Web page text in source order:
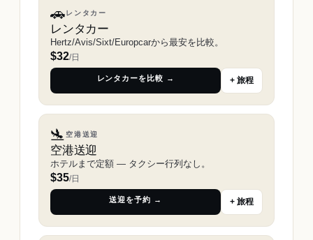
🚗レンタカー
レンタカー
Hertz/Avis/Sixt/Europcarから最安を比較。
$32/日
レンタカーを比較 → + 旅程
🛬 空港送迎
空港送迎
ホテルまで定額 ― タクシー行列なし。
$35/日
送迎を予約 → + 旅程